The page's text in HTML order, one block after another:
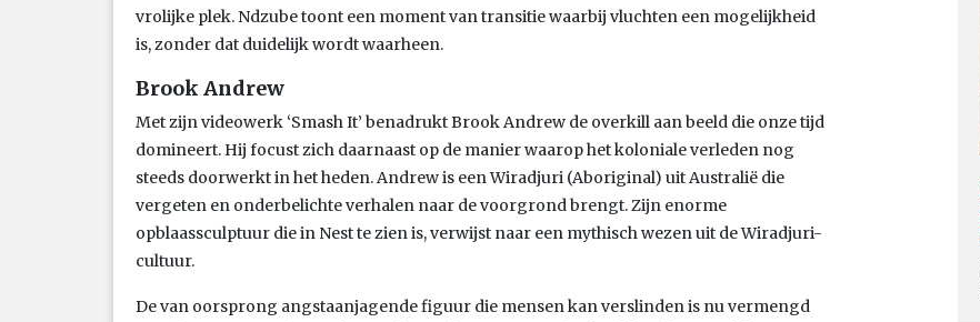
vrolijke plek. Ndzube toont een moment van transitie waarbij vluchten een mogelijkheid
is, zonder dat duidelijk wordt waarheen.
Brook Andrew
Met zijn videowerk ‘Smash It’ benadrukt Brook Andrew de overkill aan beeld die onze tijd
domineert. Hij focust zich daarnaast op de manier waarop het koloniale verleden nog
steeds doorwerkt in het heden. Andrew is een Wiradjuri (Aboriginal) uit Australië die
vergeten en onderbelichte verhalen naar de voorgrond brengt. Zijn enorme
opblaassculptuur die in Nest te zien is, verwijst naar een mythisch wezen uit de Wiradjuri-
cultuur.
De van oorsprong angstaanjagende figuur die mensen kan verslinden is nu vermengd